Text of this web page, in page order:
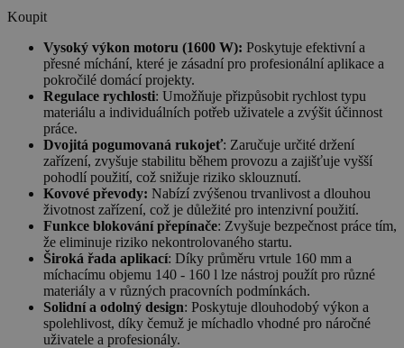
Koupit
Vysoký výkon motoru (1600 W): Poskytuje efektivní a
přesné míchání, které je zásadní pro profesionální aplikace a
pokročilé domácí projekty.
Regulace rychlosti: Umožňuje přizpůsobit rychlost typu
materiálu a individuálních potřeb uživatele a zvýšit účinnost
práce.
Dvojitá pogumovaná rukojeť: Zaručuje určité držení
zařízení, zvyšuje stabilitu během provozu a zajišťuje vyšší
pohodlí použití, což snižuje riziko sklouznutí.
Kovové převody: Nabízí zvýšenou trvanlivost a dlouhou
životnost zařízení, což je důležité pro intenzivní použití.
Funkce blokování přepínače: Zvyšuje bezpečnost práce tím,
že eliminuje riziko nekontrolovaného startu.
Široká řada aplikací: Díky průměru vrtule 160 mm a
míchacímu objemu 140 - 160 l lze nástroj použít pro různé
materiály a v různých pracovních podmínkách.
Solidní a odolný design: Poskytuje dlouhodobý výkon a
spolehlivost, díky čemuž je míchadlo vhodné pro náročné
uživatele a profesionály.